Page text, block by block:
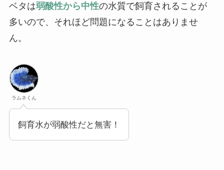
ベタは弱酸性から中性の水質で飼育されることが
多いので、それほど問題になることはありませ
ん。
ラムネくん
飼育水が弱酸性だと無害！